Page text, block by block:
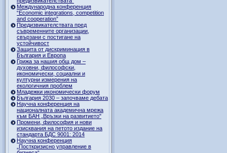
Международна конференция
“Economic integrations, competition
and cooperation”
Предизвикателствата пред
съвременните организации,
свързани с постигане на
устойчивост
Защита от дискриминация в
България и Европа
Грижа за нашия общ дом –
духовни, философски,
икономически, социални и
културни измерения на
екологичния проблем
Младежки икономически форум
България 2030 – започваме дебата
Научна конференция на
националната академична мрежа
към БАН „Връзки на развитието"
Промени, философия и нови
изисквания на петото издание на
стандарта БДС 9001: 2014
Научна конференция
„Посткризисно управление в